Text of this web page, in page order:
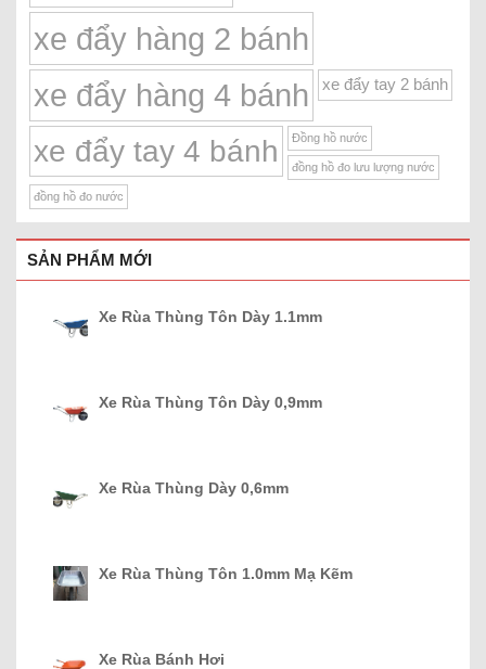
xe đẩy hàng 2 bánh
xe đẩy hàng 4 bánh xe đẩy tay 2 bánh
xe đẩy tay 4 bánh Đồng hồ nước
đồng hồ đo lưu lượng nước
đồng hồ đo nước
SẢN PHẨM MỚI
Xe Rùa Thùng Tôn Dày 1.1mm
Xe Rùa Thùng Tôn Dày 0,9mm
Xe Rùa Thùng Dày 0,6mm
Xe Rùa Thùng Tôn 1.0mm Mạ Kẽm
Xe Rùa Bánh Hơi